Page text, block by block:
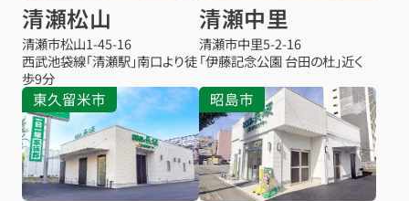
清瀬松山
清瀬市松山1-45-16
西武池袋線「清瀬駅」南口より徒
歩9分
清瀬中里
清瀬市中里5-2-16
「伊藤記念公園 台田の杜」近く
東久留米市 昭島市